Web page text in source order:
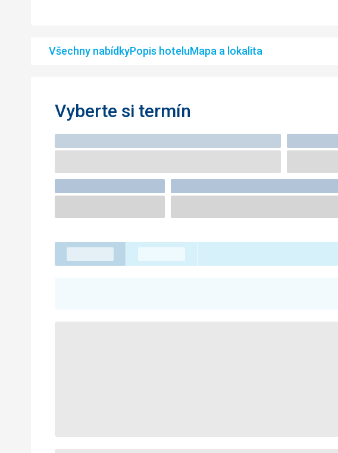
Všechny nabídkyPopis hoteluMapa a lokalita
Vyberte si termín